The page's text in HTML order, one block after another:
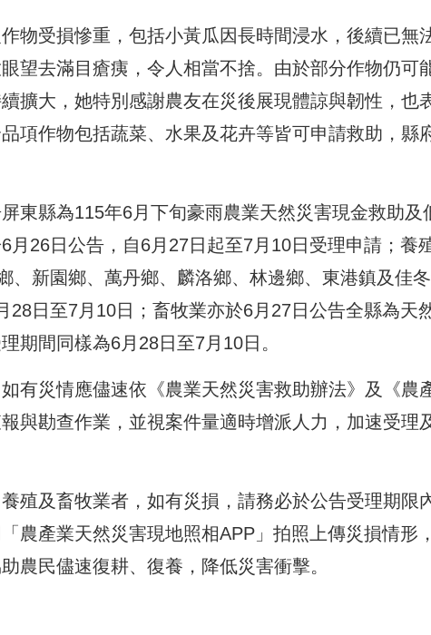
物受損慘重，包括小黃瓜因長時間浸水，後續已無
望去滿目瘡痍，令人相當不捨。由於部分作物仍可
擴大，她特別感謝農友在災後展現體諒與韌性，也
項作物包括蔬菜、水果及花卉等皆可申請救助，縣
東縣為115年6月下旬豪雨農業天然災害現金救助及
月26日公告，自6月27日起至7月10日受理申請；養
、新園鄉、萬丹鄉、麟洛鄉、林邊鄉、東港鎮及佳
28日至7月10日；畜牧業亦於6月27日公告全縣為天
期間同樣為6月28日至7月10日。
有災情應儘速依《農業天然災害救助辦法》及《農
與勘查作業，並視案件量適時增派人力，加速受理
殖及畜牧業者，如有災損，請務必於公告受理期限
農產業天然災害現地照相APP」拍照上傳災損情形
農民儘速復耕、復養，降低災害衝擊。